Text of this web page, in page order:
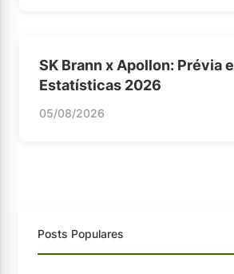
SK Brann x Apollon: Prévia e
Estatísticas 2026
05/08/2026
Posts Populares